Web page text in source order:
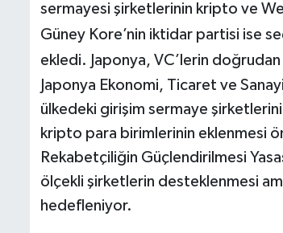
sermayesi şirketlerinin kripto ve
Güney Kore’nin iktidar partisi ise
ekledi. Japonya, VC’lerin
Japonya Ekonomi, Ticaret ve
ülkedeki girişim sermaye
kripto para birimlerinin eklenmesi
Rekabetçiliğin Güçlendirilmesi
ölçekli şirketlerin desteklenmesi
hedefleniyor.